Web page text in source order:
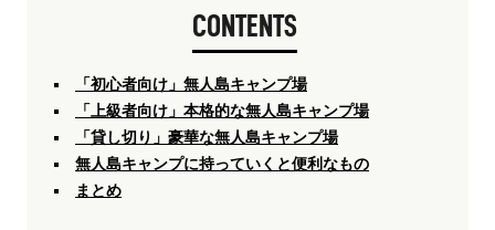
CONTENTS
「初心者向け」無人島キャンプ場
「上級者向け」本格的な無人島キャンプ場
「貸し切り」豪華な無人島キャンプ場
無人島キャンプに持っていくと便利なもの
まとめ